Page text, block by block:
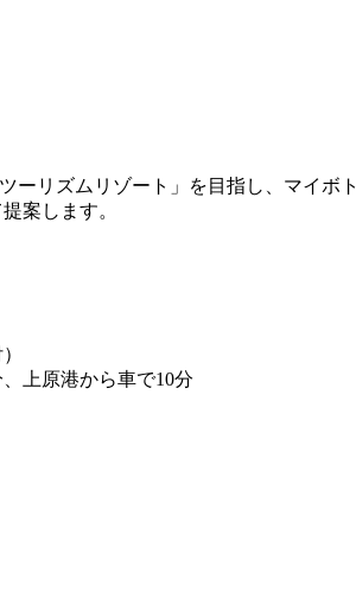
ーリズムリゾート」を目指し、マイ
案します。
上原港から車で10分